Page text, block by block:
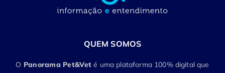
QUEM SOMOS
O Panorama Pet&Vet é uma plataforma 100% digital que